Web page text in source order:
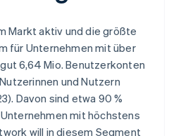
Markt aktiv und die größte
für Unternehmen mit über
6,64 Mio. Benutzerkonten
und Nutzern
Davon sind etwa 90 %
mit höchstens
will in diesem Segment